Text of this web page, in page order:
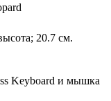
20.7 см.
Keyboard и мышка